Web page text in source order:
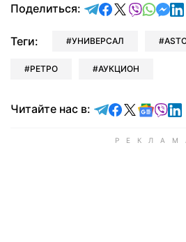
Поделиться: отправить в
поделиться в
Теги: УНИВЕРСАЛ
РЕТРО АУКЦИОН
Читайте нас в: Читайте в
Читайте в
Читайте